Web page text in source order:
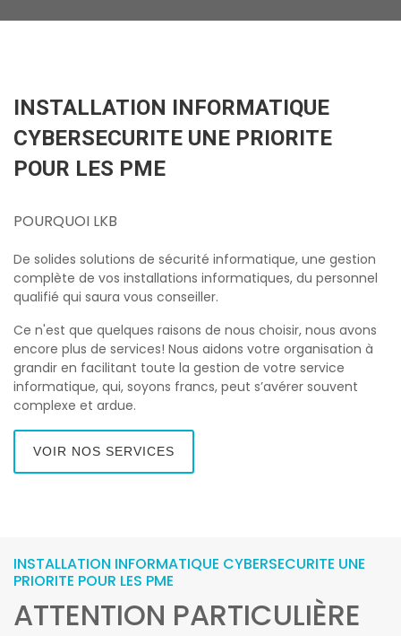
INSTALLATION INFORMATIQUE
CYBERSECURITE UNE PRIORITE
POUR LES PME
POURQUOI LKB
De solides solutions de sécurité informatique, une gestion
complète de vos installations informatiques, du personnel
qualifié qui saura vous conseiller.
Ce n'est que quelques raisons de nous choisir, nous avons
encore plus de services! Nous aidons votre organisation à
grandir en facilitant toute la gestion de votre service
informatique, qui, soyons francs, peut s’avérer souvent
complexe et ardue.
VOIR NOS SERVICES
INSTALLATION INFORMATIQUE CYBERSECURITE UNE
PRIORITE POUR LES PME
ATTENTION PARTICULIÈRE